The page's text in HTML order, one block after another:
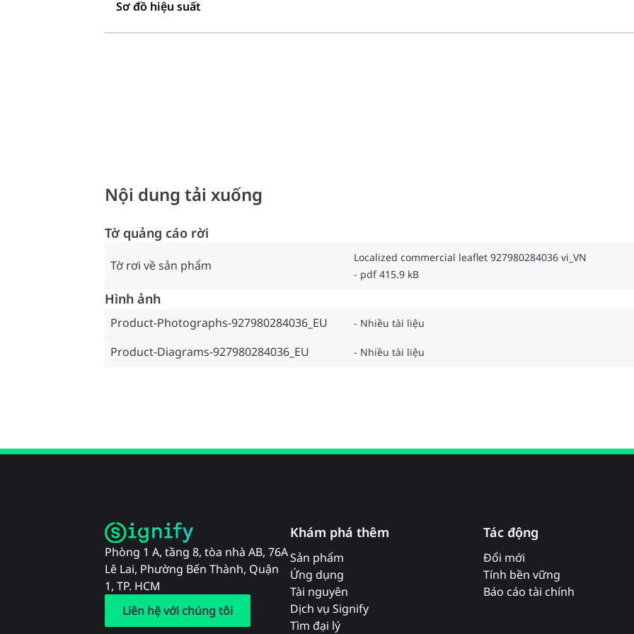
Sơ đồ hiệu suất
Nội dung tải xuống
Tờ quảng cáo rời
Tờ rơi về sản phẩm
Localized commercial leaflet 927980284036 vi_VN
pdf 415.9 kB
Hình ảnh
Product-Photographs-927980284036_EU Nhiều tài liệu
Product-Diagrams-927980284036_EU Nhiều tài liệu
Phòng 1 A, tầng 8, tòa nhà AB, 76A
Lê Lai, Phường Bến Thành, Quận
1, TP. HCM
Liên hệ với chúng tôi
Khám phá thêm
Sản phẩm
Ứng dụng
Tài nguyên
Dịch vụ Signify
Tìm đại lý
Tác động
Đổi mới
Tính bền vững
Báo cáo tài chính